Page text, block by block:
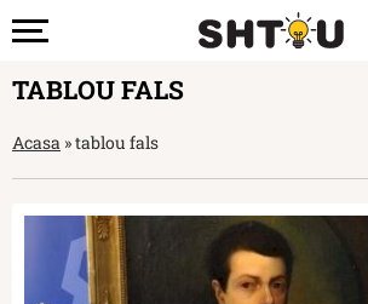
TABLOU FALS
Acasa »tablou fals